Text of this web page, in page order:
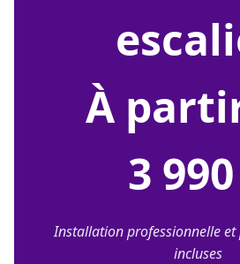
À
3
Installation professionnelle
incluses